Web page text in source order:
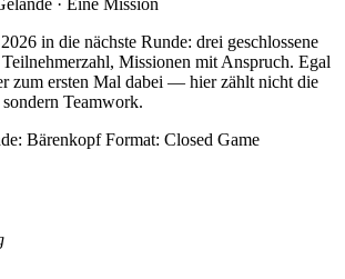
in die nächste Runde: drei geschlossene
Teilnehmerzahl, Missionen mit Anspruch. Egal
zum ersten Mal dabei — hier zählt nicht die
Teamwork.
Bärenkopf Format: Closed Game